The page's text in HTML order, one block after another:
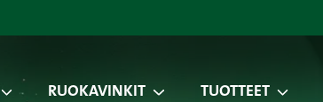
RUOKAVINKIT TUOTTEET